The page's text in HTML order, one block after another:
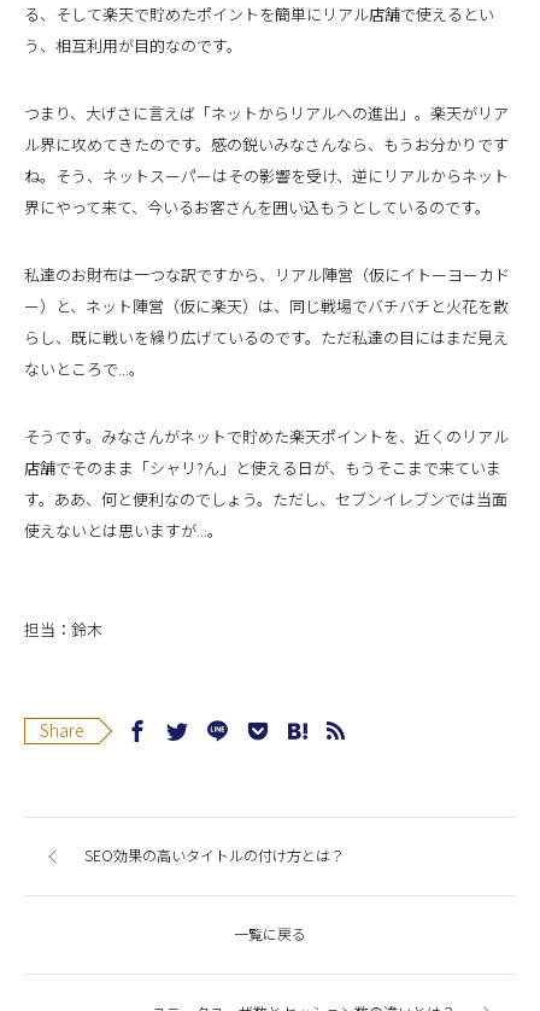
る、そして楽天で貯めたポイントを簡単にリアル店舗で使えるとい
う、相互利用が目的なのです。
つまり、大げさに言えば「ネットからリアルへの進出」。楽天がリア
ル界に攻めてきたのです。感の鋭いみなさんなら、もうお分かりです
ね。そう、ネットスーパーはその影響を受け、逆にリアルからネット
界にやって来て、今いるお客さんを囲い込もうとしているのです。
私達のお財布は一つな訳ですから、リアル陣営（仮にイトーヨーカド
ー）と、ネット陣営（仮に楽天）は、同じ戦場でバチバチと火花を散
らし、既に戦いを繰り広げているのです。ただ私達の目にはまだ見え
ないところで...。
そうです。みなさんがネットで貯めた楽天ポイントを、近くのリアル
店舗でそのまま「シャリ?ん」と使える日が、もうそこまで来ていま
す。ああ、何と便利なのでしょう。ただし、セブンイレブンでは当面
使えないとは思いますが...。
担当：鈴木
Share
SEO効果の高いタイトルの付け方とは？
一覧に戻る